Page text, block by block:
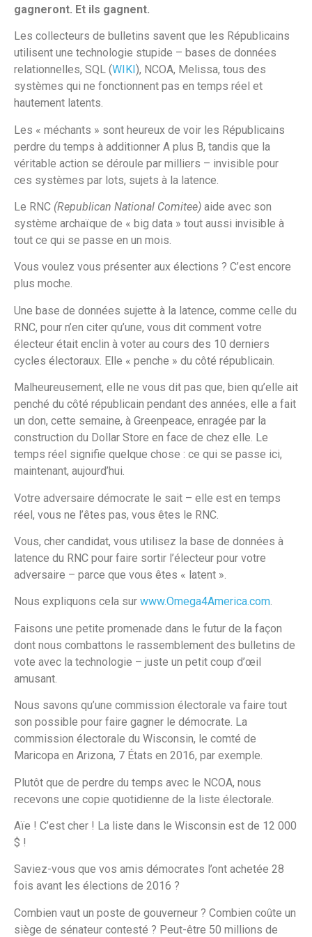
gagneront. Et ils gagnent.
Les collecteurs de bulletins savent que les Républicains
utilisent une technologie stupide – bases de données
relationnelles, SQL (WIKI ), NCOA, Melissa, tous des
systèmes qui ne fonctionnent pas en temps réel et
hautement latents.
Les « méchants » sont heureux de voir les Républicains
perdre du temps à additionner A plus B, tandis que la
véritable action se déroule par milliers – invisible pour
ces systèmes par lots, sujets à la latence.
Le RNC (Republican National Comitee) aide avec son
système archaïque de « big data » tout aussi invisible à
tout ce qui se passe en un mois.
Vous voulez vous présenter aux élections ? C’est encore
plus moche.
Une base de données sujette à la latence, comme celle du
RNC, pour n’en citer qu’une, vous dit comment votre
électeur était enclin à voter au cours des 10 derniers
cycles électoraux. Elle « penche » du côté républicain.
Malheureusement, elle ne vous dit pas que, bien qu’elle ait
penché du côté républicain pendant des années, elle a fait
un don, cette semaine, à Greenpeace, enragée par la
construction du Dollar Store en face de chez elle. Le
temps réel signifie quelque chose : ce qui se passe ici,
maintenant, aujourd’hui.
Votre adversaire démocrate le sait – elle est en temps
réel, vous ne l’êtes pas, vous êtes le RNC.
Vous, cher candidat, vous utilisez la base de données à
latence du RNC pour faire sortir l’électeur pour votre
adversaire – parce que vous êtes « latent ».
Nous expliquons cela sur www.Omega4America.com.
Faisons une petite promenade dans le futur de la façon
dont nous combattons le rassemblement des bulletins de
vote avec la technologie – juste un petit coup d’œil
amusant.
Nous savons qu’une commission électorale va faire tout
son possible pour faire gagner le démocrate. La
commission électorale du Wisconsin, le comté de
Maricopa en Arizona, 7 États en 2016, par exemple.
Plutôt que de perdre du temps avec le NCOA, nous
recevons une copie quotidienne de la liste électorale.
Aïe ! C’est cher ! La liste dans le Wisconsin est de 12 000
$ !
Saviez-vous que vos amis démocrates l’ont achetée 28
fois avant les élections de 2016 ?
Combien vaut un poste de gouverneur ? Combien coûte un
siège de sénateur contesté ? Peut-être 50 millions de